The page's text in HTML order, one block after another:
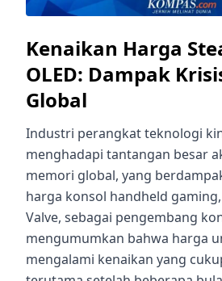
Kenaikan Harga
OLED: Dampak
Global
Industri perangkat teknologi
menghadapi tantangan besar
memori global, yang
harga konsol handheld
Valve, sebagai pengembang
mengumumkan bahwa harga
mengalami kenaikan yang